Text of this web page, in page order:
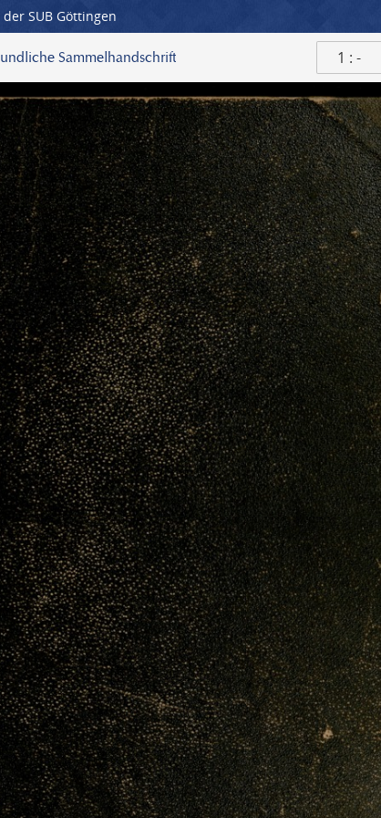
der SUB Göttingen
Sammelhandschrift 1 : -